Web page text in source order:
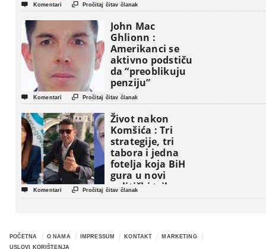
 Komentari  Pročitaj čitav članak
John Mac
Ghlionn :
Amerikanci se
aktivno podstiču
da “preoblikuju
penziju”
 Komentari  Pročitaj čitav članak
Život nakon
Komšića : Tri
strategije, tri
tabora i jedna
fotelja koja BiH
gura u novi
politički triler
 Komentari  Pročitaj čitav članak
POČETNA O NAMA IMPRESSUM KONTAKT
MARKETING
USLOVI KORIŠTENJA